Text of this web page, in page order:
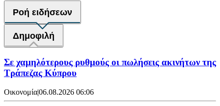
Ροή ειδήσεων
Δημοφιλή
Σε χαμηλότερους ρυθμούς οι πωλήσεις ακινήτων της
Τράπεζας Κύπρου
Οικονομία|06.08.2026 06:06